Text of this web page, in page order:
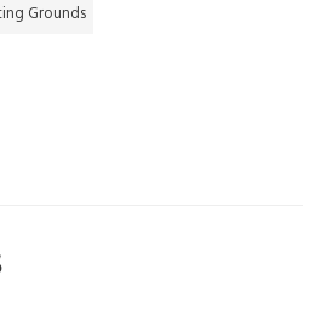
Grounds